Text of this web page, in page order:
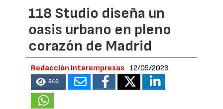
118 Studio diseña un
oasis urbano en pleno
corazón de Madrid
Redacción Interempresas 12/05/2023
540